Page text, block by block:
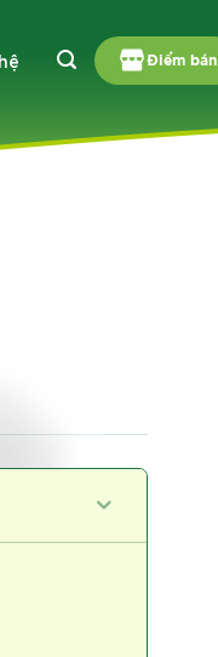
Điểm bán